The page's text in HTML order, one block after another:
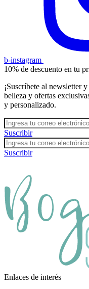
b-instagram
10% de descuento en tu
¡Suscríbete al newsletter
belleza y ofertas
y personalizado.
Suscribir
Suscribir
Enlaces de interés